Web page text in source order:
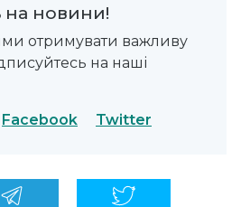
на новини!
отримувати важливу
на наші
Facebook Twitter